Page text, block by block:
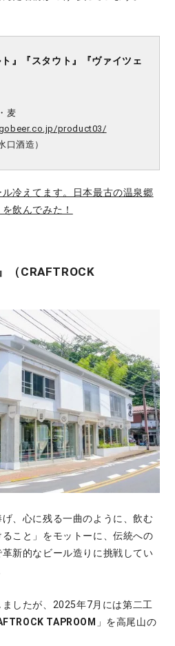
ト』『スタウト』『ヴァイツェ
麦
product03/
酒造）
冷えてます。日本最古の温泉郷
飲んでみた！
（CRAFTROCK
げ、心に残る一曲のように、飲む
こと」をモットーに、伝統への
新的なビール造りに挑戦してい
したが、2025年7月には第二工
TAPROOM 」を高尾山の